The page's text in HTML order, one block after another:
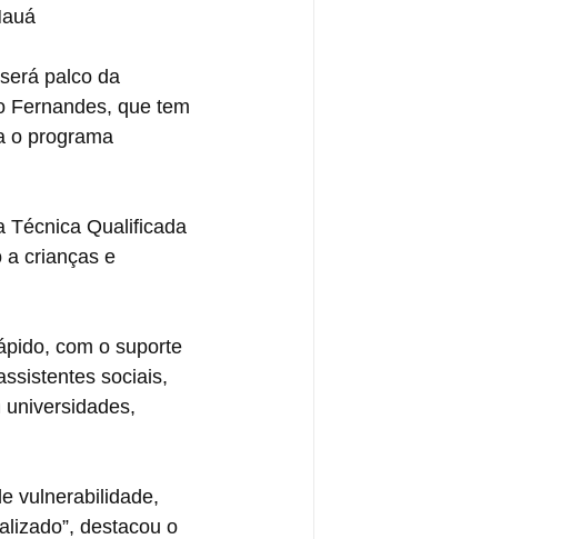
palco da
Fernandes, que tem
o programa
Técnica Qualificada
a crianças e
com o suporte
sociais,
vulnerabilidade,
destacou o